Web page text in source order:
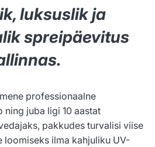
luksuslik ja
spreipäevitus
professionaalne
ning juba ligi 10 aastat
pakkudes turvalisi viise
loomiseks ilma kahjuliku UV-